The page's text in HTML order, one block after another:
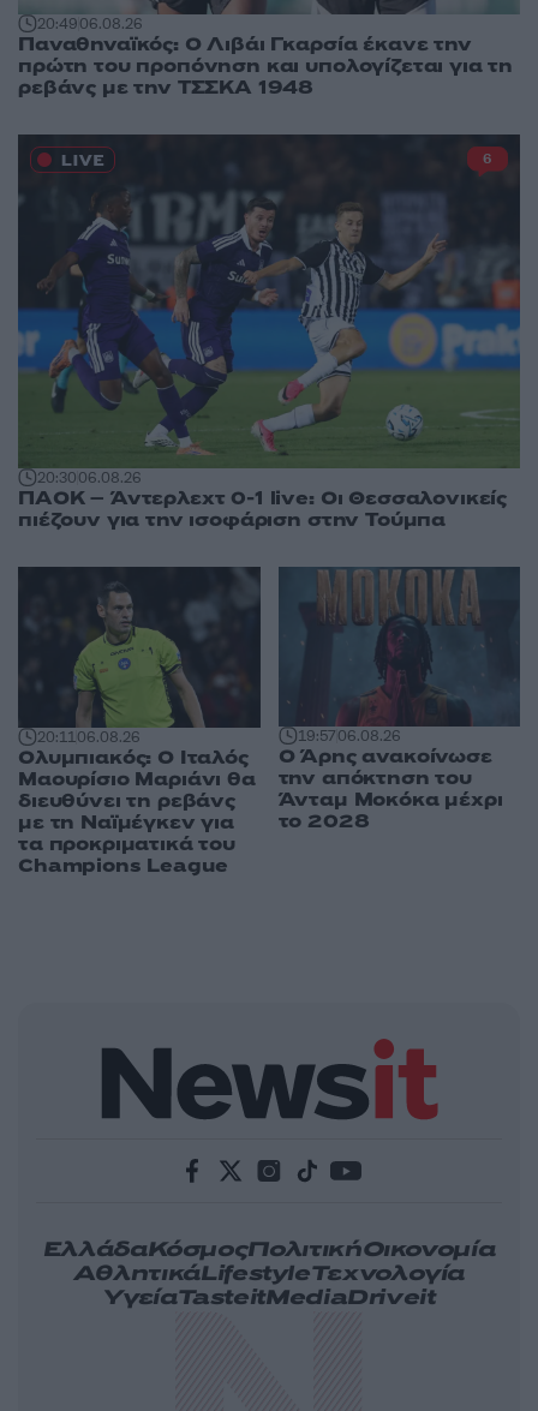
20:4906.08.26
Παναθηναϊκός: Ο Λιβάι Γκαρσία έκανε την
πρώτη του προπόνηση και υπολογίζεται για τη
ρεβάνς με την ΤΣΣΚΑ 1948
20:3006.08.26
ΠΑΟΚ – Άντερλεχτ 0-1 live: Οι Θεσσαλονικείς
πιέζουν για την ισοφάριση στην Τούμπα
6
20:1106.08.26
Ολυμπιακός: Ο Ιταλός
Μαουρίσιο Μαριάνι θα
διευθύνει τη ρεβάνς
με τη Ναϊμέγκεν για
τα προκριματικά του
Champions League
19:5706.08.26
Ο Άρης ανακοίνωσε
την απόκτηση του
Άνταμ Μοκόκα μέχρι
το 2028
ΕλλάδαΚόσμοςΠολιτικήΟικονομία
ΑθλητικάLifestyleΤεχνολογία
ΥγείαTasteitMediaDriveit